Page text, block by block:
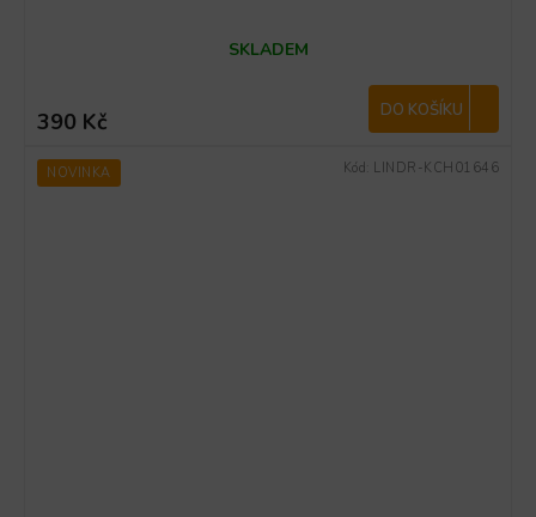
SKLADEM
390 Kč DO KOŠÍKU
NOVINKA Kód: LINDR-KCH01646